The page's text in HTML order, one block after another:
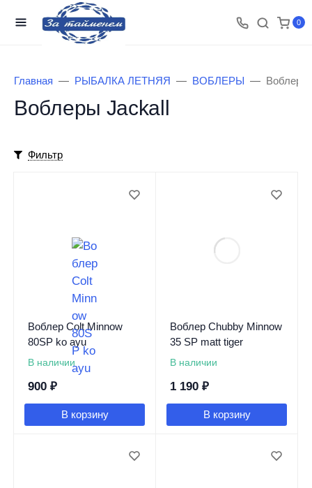
0
Главная РЫБАЛКА ЛЕТНЯЯ ВОБЛЕРЫ Воблеры
Воблеры Jackall
Фильтр
Воблер Colt Minnow
80SP ko ayu
В наличии
900 ₽
В корзину
Воблер Chubby Minnow
35 SP matt tiger
В наличии
1 190 ₽
В корзину